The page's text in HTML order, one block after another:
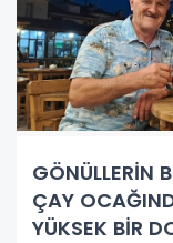
GÖNÜLLERİN
ÇAY
YÜKSEK BİR